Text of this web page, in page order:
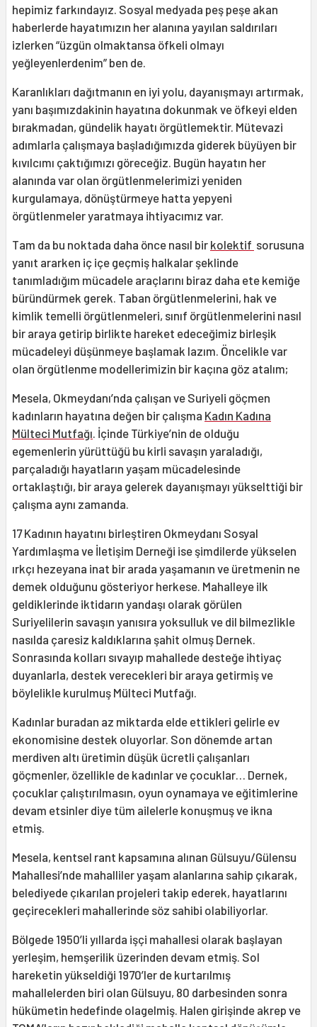
hepimiz farkındayız. Sosyal medyada peş peşe akan
haberlerde hayatımızın her alanına yayılan saldırıları
izlerken “üzgün olmaktansa öfkeli olmayı
yeğleyenlerdenim” ben de.
Karanlıkları dağıtmanın en iyi yolu, dayanışmayı artırmak,
yanı başımızdakinin hayatına dokunmak ve öfkeyi elden
bırakmadan, gündelik hayatı örgütlemektir. Mütevazi
adımlarla çalışmaya başladığımızda giderek büyüyen bir
kıvılcımı çaktığımızı göreceğiz. Bugün hayatın her
alanında var olan örgütlenmelerimizi yeniden
kurgulamaya, dönüştürmeye hatta yepyeni
örgütlenmeler yaratmaya ihtiyacımız var.
Tam da bu noktada daha önce nasıl bir kolektif sorusuna
yanıt ararken iç içe geçmiş halkalar şeklinde
tanımladığım mücadele araçlarını biraz daha ete kemiğe
büründürmek gerek. Taban örgütlenmelerini, hak ve
kimlik temelli örgütlenmeleri, sınıf örgütlenmelerini nasıl
bir araya getirip birlikte hareket edeceğimiz birleşik
mücadeleyi düşünmeye başlamak lazım. Öncelikle var
olan örgütlenme modellerimizin bir kaçına göz atalım;
Mesela, Okmeydanı’nda çalışan ve Suriyeli göçmen
kadınların hayatına değen bir çalışma Kadın Kadına
Mülteci Mutfağı. İçinde Türkiye’nin de olduğu
egemenlerin yürüttüğü bu kirli savaşın yaraladığı,
parçaladığı hayatların yaşam mücadelesinde
ortaklaştığı, bir araya gelerek dayanışmayı yükselttiği bir
çalışma aynı zamanda.
17 Kadının hayatını birleştiren Okmeydanı Sosyal
Yardımlaşma ve İletişim Derneği ise şimdilerde yükselen
ırkçı hezeyana inat bir arada yaşamanın ve üretmenin ne
demek olduğunu gösteriyor herkese. Mahalleye ilk
geldiklerinde iktidarın yandaşı olarak görülen
Suriyelilerin savaşın yanısıra yoksulluk ve dil bilmezlikle
nasılda çaresiz kaldıklarına şahit olmuş Dernek.
Sonrasında kolları sıvayıp mahallede desteğe ihtiyaç
duyanlarla, destek verecekleri bir araya getirmiş ve
böylelikle kurulmuş Mülteci Mutfağı.
Kadınlar buradan az miktarda elde ettikleri gelirle ev
ekonomisine destek oluyorlar. Son dönemde artan
merdiven altı üretimin düşük ücretli çalışanları
göçmenler, özellikle de kadınlar ve çocuklar… Dernek,
çocuklar çalıştırılmasın, oyun oynamaya ve eğitimlerine
devam etsinler diye tüm ailelerle konuşmuş ve ikna
etmiş.
Mesela, kentsel rant kapsamına alınan Gülsuyu/Gülensu
Mahallesi’nde mahalliler yaşam alanlarına sahip çıkarak,
belediyede çıkarılan projeleri takip ederek, hayatlarını
geçirecekleri mahallerinde söz sahibi olabiliyorlar.
Bölgede 1950’li yıllarda işçi mahallesi olarak başlayan
yerleşim, hemşerilik üzerinden devam etmiş. Sol
hareketin yükseldiği 1970’ler de kurtarılmış
mahallelerden biri olan Gülsuyu, 80 darbesinden sonra
hükümetin hedefinde olagelmiş. Halen girişinde akrep ve